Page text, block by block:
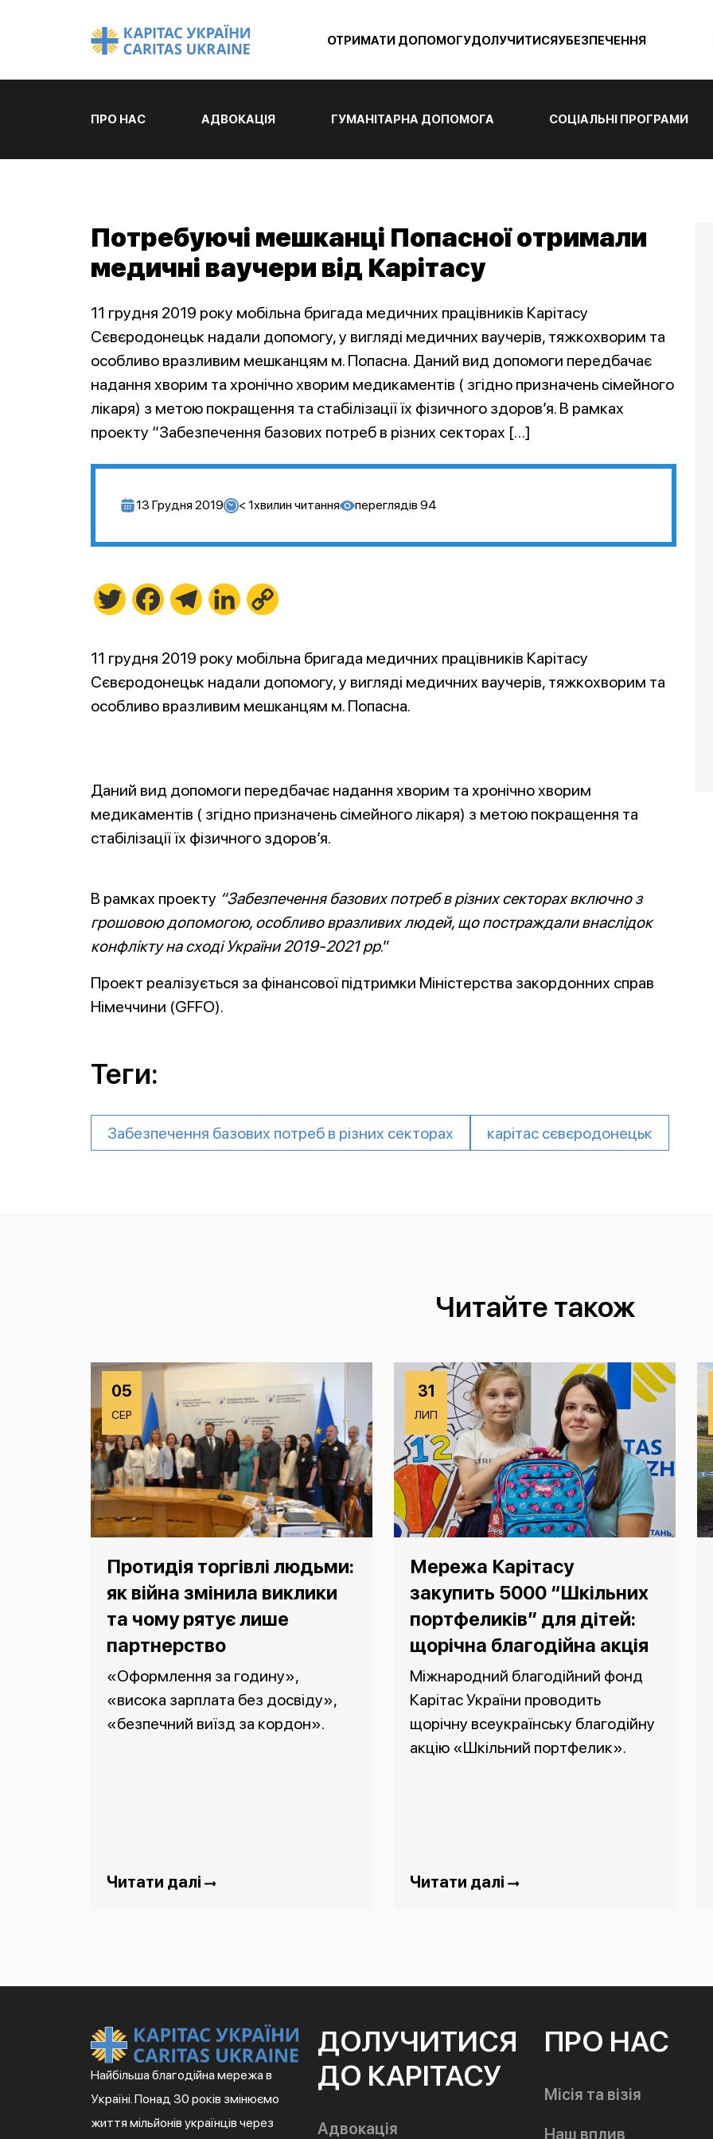
ОТРИМАТИ ДОПОМОГУДОЛУЧИТИСЯУБЕЗПЕЧЕННЯ
ПРО НАС АДВОКАЦІЯ ГУМАНІТАРНА ДОПОМОГА СОЦІАЛЬНІ ПРОГРАМИ
Потребуючі мешканці Попасної отримали
медичні ваучери від Карітасу
11 грудня 2019 року мобільна бригада медичних працівників Карітасу
Сєвєродонецьк надали допомогу, у вигляді медичних ваучерів, тяжкохворим та
особливо вразливим мешканцям м. Попасна. Даний вид допомоги передбачає
надання хворим та хронічно хворим медикаментів ( згідно призначень сімейного
лікаря) з метою покращення та стабілізації їх фізичного здоров’я. В рамках
проекту “Забезпечення базових потреб в різних секторах […]
13 Грудня 2019 < 1хвилин читання переглядів 94
Twitter FacebookTelegramLinkedIn
11 грудня 2019 року мобільна бригада медичних працівників Карітасу
Сєвєродонецьк надали допомогу, у вигляді медичних ваучерів, тяжкохворим та
особливо вразливим мешканцям м. Попасна.
Даний вид допомоги передбачає надання хворим та хронічно хворим
медикаментів ( згідно призначень сімейного лікаря) з метою покращення та
стабілізації їх фізичного здоров’я.
В рамках проекту “Забезпечення базових потреб в різних секторах включно з
грошовою допомогою, особливо вразливих людей, що постраждали внаслідок
конфлікту на сході України 2019-2021 рр.”
Проект реалізується за фінансової підтримки Міністерства закордонних справ
Німеччини (GFFO).
Теги:
Забезпечення базових потреб в різних секторах карітас сєвєродонецьк
Читайте також
05
СЕР
Протидія торгівлі людьми:
як війна змінила виклики
та чому рятує лише
партнерство
«Оформлення за годину»,
«висока зарплата без досвіду»,
«безпечний виїзд за кордон».
Читати далі
31
ЛИП
Мережа Карітасу
закупить 5000 “Шкільних
портфеликів” для дітей:
щорічна благодійна акція
Міжнародний благодійний фонд
Карітас України проводить
щорічну всеукраїнську благодійну
акцію «Шкільний портфелик».
Читати далі
Найбільша благодійна мережа в
Україні. Понад 30 років змінюємо
життя мільйонів українців через
ДОЛУЧИТИСЯ
ДО КАРІТАСУ
Адвокація
ПРО НАС
Місія та візія
Наш вплив